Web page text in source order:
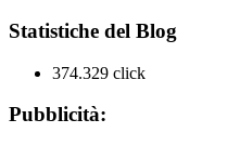
Statistiche del Blog
374.329 click
Pubblicità: